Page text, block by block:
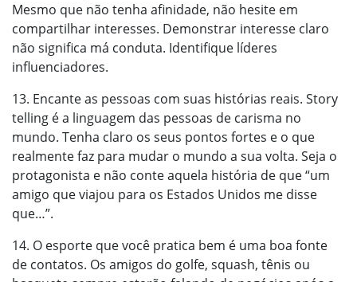
Mesmo que não tenha afinidade, não hesite em
compartilhar interesses. Demonstrar interesse claro
não significa má conduta. Identifique líderes
influenciadores.
13. Encante as pessoas com suas histórias reais. Story
telling é a linguagem das pessoas de carisma no
mundo. Tenha claro os seus pontos fortes e o que
realmente faz para mudar o mundo a sua volta. Seja o
protagonista e não conte aquela história de que “um
amigo que viajou para os Estados Unidos me disse
que…”.
14. O esporte que você pratica bem é uma boa fonte
de contatos. Os amigos do golfe, squash, tênis ou